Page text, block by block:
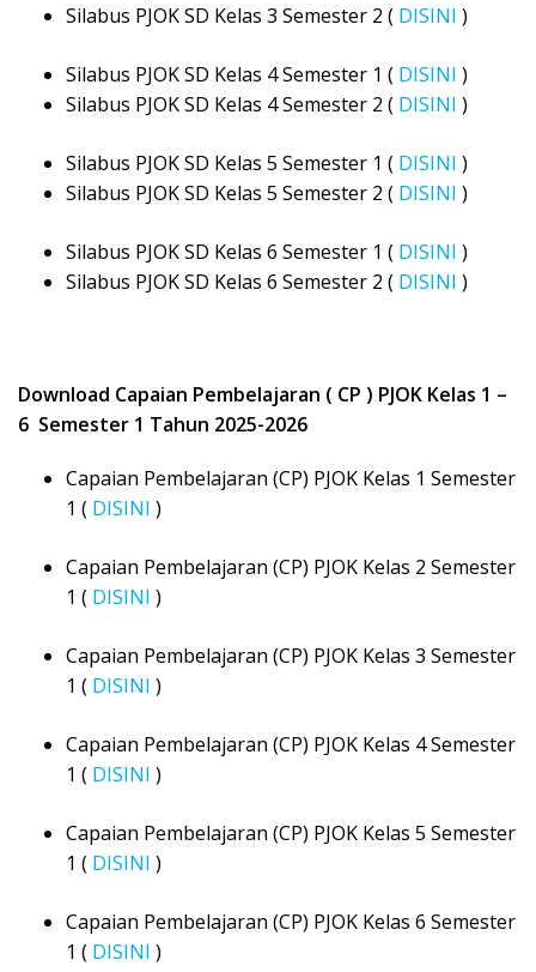
Silabus PJOK SD Kelas 3 Semester 2 ( DISINI )
Silabus PJOK SD Kelas 4 Semester 1 ( DISINI )
Silabus PJOK SD Kelas 4 Semester 2 ( DISINI )
Silabus PJOK SD Kelas 5 Semester 1 ( DISINI )
Silabus PJOK SD Kelas 5 Semester 2 ( DISINI )
Silabus PJOK SD Kelas 6 Semester 1 ( DISINI )
Silabus PJOK SD Kelas 6 Semester 2 ( DISINI )
Download Capaian Pembelajaran ( CP ) PJOK Kelas 1 –
6 Semester 1 Tahun 2025-2026
Capaian Pembelajaran (CP) PJOK Kelas 1 Semester
1 ( DISINI )
Capaian Pembelajaran (CP) PJOK Kelas 2 Semester
1 ( DISINI )
Capaian Pembelajaran (CP) PJOK Kelas 3 Semester
1 ( DISINI )
Capaian Pembelajaran (CP) PJOK Kelas 4 Semester
1 ( DISINI )
Capaian Pembelajaran (CP) PJOK Kelas 5 Semester
1 ( DISINI )
Capaian Pembelajaran (CP) PJOK Kelas 6 Semester
1 ( DISINI )